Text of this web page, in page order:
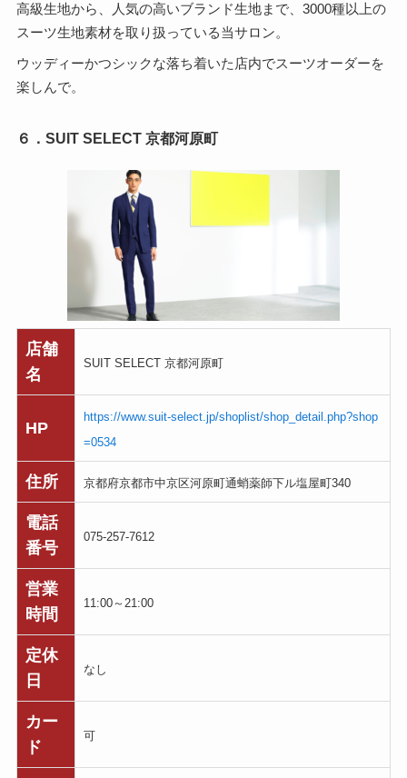
高級生地から、人気の高いブランド生地まで、3000種以上の
スーツ生地素材を取り扱っている当サロン。
ウッディーかつシックな落ち着いた店内でスーツオーダーを
楽しんで。
６．SUIT SELECT 京都河原町
店舗
名
SUIT SELECT 京都河原町
HP
https://www.suit-select.jp/shoplist/shop_detail.php?shop
=0534
住所 京都府京都市中京区河原町通蛸薬師下ル塩屋町340
電話
番号
075-257-7612
営業
時間
11:00～21:00
定休
日
なし
カー
ド
可